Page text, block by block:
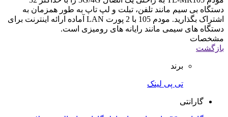
دستگاه بی سیم مانند تلفن، تبلت و لپ تاپ به طور همزمان به
اشتراک بگذارید. مودم 105 با 2 پورت LAN آماده ارائه اینترنت برای
دستگاه های سیمی مانند رایانه های رومیزی است.
مشخصات
بازگشت
برند
تی پی لینک
گارانتی